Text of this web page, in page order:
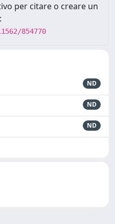
per citare o creare un
854770
ND
ND
ND